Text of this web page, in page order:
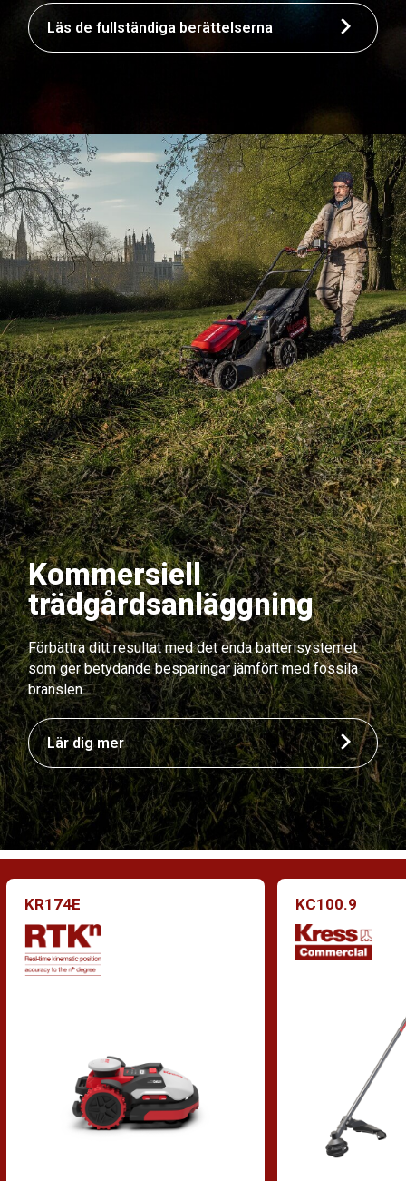
Läs de fullständiga berättelserna
Kommersiell
trädgårdsanläggning
Förbättra ditt resultat med det enda batterisystemet
som ger betydande besparingar jämfört med fossila
bränslen.
Lär dig mer
KR174E KC100.9